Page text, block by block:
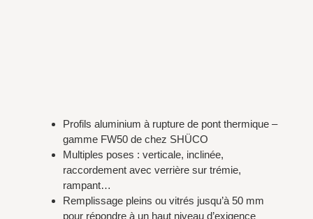
Profils aluminium à rupture de pont thermique –
gamme FW50 de chez SHÜCO
Multiples poses : verticale, inclinée,
raccordement avec verrière sur trémie,
rampant…
Remplissage pleins ou vitrés jusqu’à 50 mm
pour répondre à un haut niveau d’exigence